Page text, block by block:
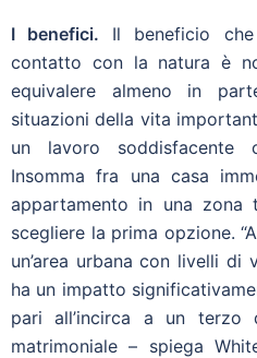
I benefici. Il beneficio
contatto con la natura è
equivalere almeno in
situazioni della vita
un lavoro soddisfacente
Insomma fra una casa
appartamento in una
scegliere la prima opzione.
un’area urbana con livelli di
ha un impatto
pari all’incirca a un
matrimoniale – spiega